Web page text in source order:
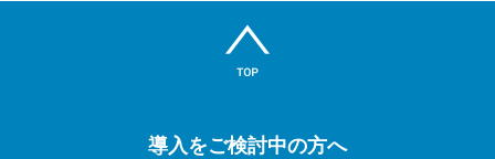
導入をご検討中の方へ